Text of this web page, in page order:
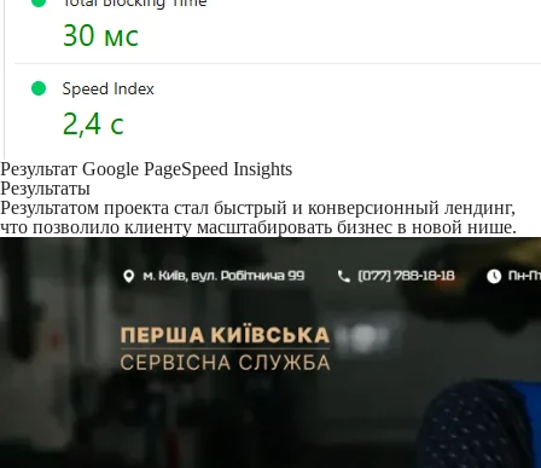
Результат Google PageSpeed ​​Insights
Результаты
Результатом проекта стал быстрый и конверсионный лендинг,
что позволило клиенту масштабировать бизнес в новой нише.